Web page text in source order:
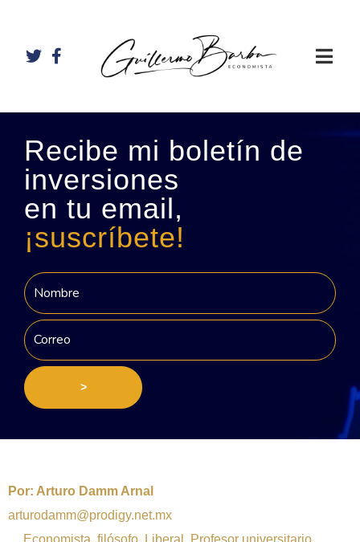
Recibe mi boletín de
inversiones
en tu email,
¡suscríbete!
>
Por: Arturo Damm Arnal
arturodamm@prodigy.net.mx